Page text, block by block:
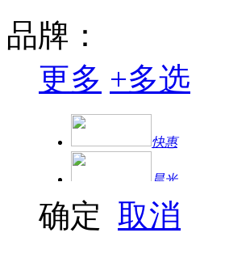
品牌：
更多 +多选
快惠
晨光
得力
确定 取消